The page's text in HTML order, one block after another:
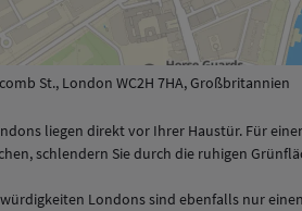
St., London WC2H 7HA, Großbritannien
liegen direkt vor Ihrer Haustür. Für
schlendern Sie durch die ruhigen
Londons sind ebenfalls nur